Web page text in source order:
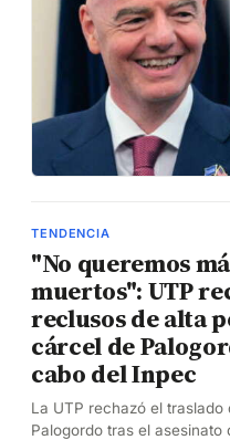
TENDENCIA
"No queremos
muertos": UTP
reclusos de alta
cárcel de
cabo del Inpec
La UTP rechazó el
Palogordo tras el asesinato